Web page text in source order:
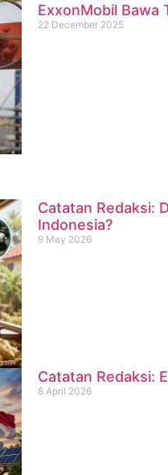
ExxonMobil Bawa
22 December 2025
Catatan Redaksi:
Indonesia?
9 May 2026
Catatan Redaksi:
8 April 2026